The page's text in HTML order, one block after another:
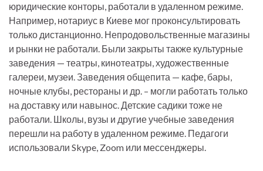
юридические конторы, работали в удаленном режиме.
Например, нотариус в Киеве мог проконсультировать
только дистанционно. Непродовольственные магазины
и рынки не работали. Были закрыты также культурные
заведения — театры, кинотеатры, художественные
галереи, музеи. Заведения общепита — кафе, бары,
ночные клубы, рестораны и др. – могли работать только
на доставку или навынос. Детские садики тоже не
работали. Школы, вузы и другие учебные заведения
перешли на работу в удаленном режиме. Педагоги
использовали Skype, Zoom или мессенджеры.